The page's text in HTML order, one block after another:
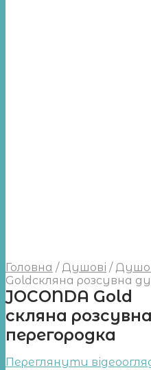
Головна / Душові /
Goldcкляна розсувна
JOCONDA Gold
cкляна
перегородка
Переглянути